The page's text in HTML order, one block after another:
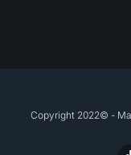
Copyright 2022© -